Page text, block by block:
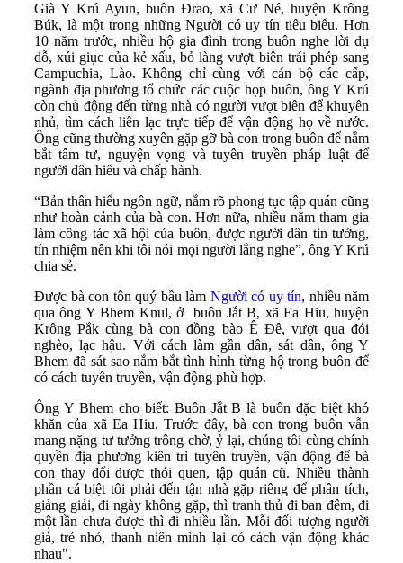
Già Y Krú Ayun, buôn Đrao, xã Cư Né, huyện Krông
Búk, là một trong những Người có uy tín tiêu biểu. Hơn
10 năm trước, nhiều hộ gia đình trong buôn nghe lời dụ
dỗ, xúi giục của kẻ xấu, bỏ làng vượt biên trái phép sang
Campuchia, Lào. Không chỉ cùng với cán bộ các cấp,
ngành địa phương tổ chức các cuộc họp buôn, ông Y Krú
còn chủ động đến từng nhà có người vượt biên để khuyên
nhủ, tìm cách liên lạc trực tiếp để vận động họ về nước.
Ông cũng thường xuyên gặp gỡ bà con trong buôn để nắm
bắt tâm tư, nguyện vọng và tuyên truyền pháp luật để
người dân hiểu và chấp hành.
“Bản thân hiểu ngôn ngữ, nắm rõ phong tục tập quán cũng
như hoàn cảnh của bà con. Hơn nữa, nhiều năm tham gia
làm công tác xã hội của buôn, được người dân tin tưởng,
tín nhiệm nên khi tôi nói mọi người lắng nghe”, ông Y Krú
chia sẻ.
Được bà con tôn quý bầu làm Người có uy tín, nhiều năm
qua ông Y Bhem Knul, ở buôn Jắt B, xã Ea Hiu, huyện
Krông Pắk cùng bà con đồng bào Ê Đê, vượt qua đói
nghèo, lạc hậu. Với cách làm gần dân, sát dân, ông Y
Bhem đã sát sao nắm bắt tình hình từng hộ trong buôn để
có cách tuyên truyền, vận động phù hợp.
Ông Y Bhem cho biết: Buôn Jắt B là buôn đặc biệt khó
khăn của xã Ea Hiu. Trước đây, bà con trong buôn vẫn
mang nặng tư tưởng trông chờ, ỷ lại, chúng tôi cùng chính
quyền địa phương kiên trì tuyên truyền, vận động để bà
con thay đổi được thói quen, tập quán cũ. Nhiều thành
phần cá biệt tôi phải đến tận nhà gặp riêng để phân tích,
giảng giải, đi ngày không gặp, thì tranh thủ đi ban đêm, đi
một lần chưa được thì đi nhiều lần. Mỗi đối tượng người
già, trẻ nhỏ, thanh niên mình lại có cách vận động khác
nhau".